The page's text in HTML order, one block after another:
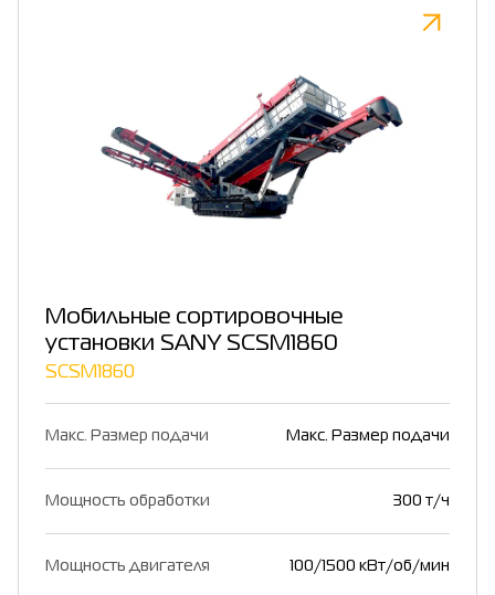
Мобильные сортировочные
установки SANY SCSM1860
SCSM1860
Макс. Размер подачи Макс. Размер подачи
Мощность обработки 300 т/ч
Мощность двигателя 100/1500 кВт/об/мин